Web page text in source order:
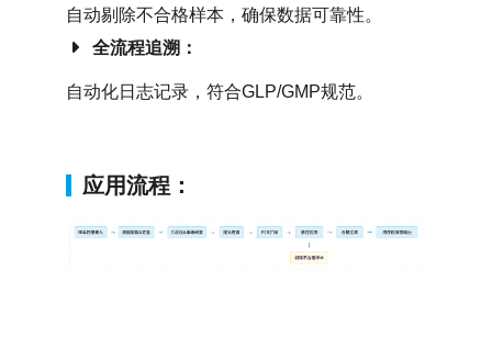
自动剔除不合格样本，确保数据可靠性。
全流程追溯：
自动化日志记录，符合GLP/GMP规范。
应用流程：